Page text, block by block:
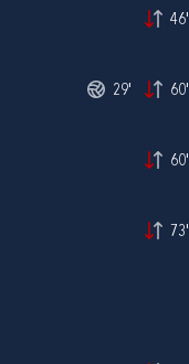
46'
29' 60'
60'
73'